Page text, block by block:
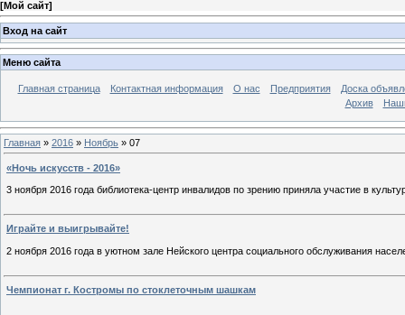
[Мой сайт]
Вход на сайт
Меню сайта
Главная страница Контактная информация О нас Предприятия
Доска
Архив
Главная » 2016 » Ноябрь » 07
«Ночь искусств - 2016»
3 ноября 2016 года библиотека-центр инвалидов по зрению приняла участие в
Играйте и выигрывайте!
2 ноября 2016 года в уютном зале Нейского центра социального обслуживания
Чемпионат г. Костромы по стоклеточным шашкам